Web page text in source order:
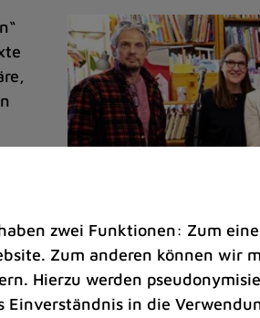
2025
zwei Funktionen: Zum
Zum anderen können wir
Hierzu werden
in die